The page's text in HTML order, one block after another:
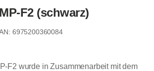
F2 (schwarz)
6975200360084
F2 wurde in Zusammenarbeit mit dem